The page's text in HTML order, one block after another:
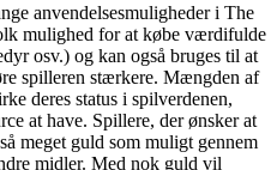
anvendelsesmuligheder i The
mulighed for at købe værdifulde
osv.) og kan også bruges til at
spilleren stærkere. Mængden af
deres status i spilverdenen,
at have. Spillere, der ønsker at
meget guld som muligt gennem
midler. Med nok guld vil